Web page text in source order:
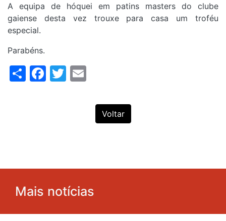
A equipa de hóquei em patins masters do clube
gaiense desta vez trouxe para casa um troféu
especial.
Parabéns.
ShareFacebook
Twitter
Voltar
Mais notícias